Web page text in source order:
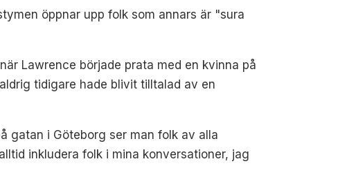
öppnar upp folk som annars är "sura
Lawrence började prata med en kvinna på
tidigare hade blivit tilltalad av en
gatan i Göteborg ser man folk av alla
inkludera folk i mina konversationer, jag